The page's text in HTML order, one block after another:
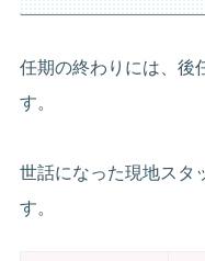
任期の終わりには、後
す。
世話になった現地スタ
す。